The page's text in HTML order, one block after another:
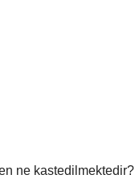
ne kastedilmektedir?